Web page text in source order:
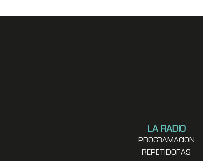
LA RADIO
PROGRAMACION
REPETIDORAS